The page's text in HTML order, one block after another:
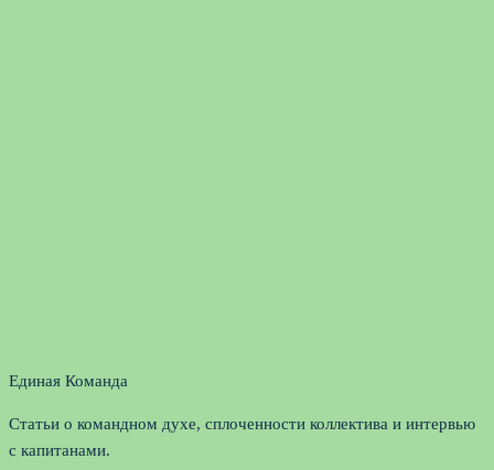
Единая Команда
Статьи о командном духе, сплоченности коллектива и интервью
с капитанами.